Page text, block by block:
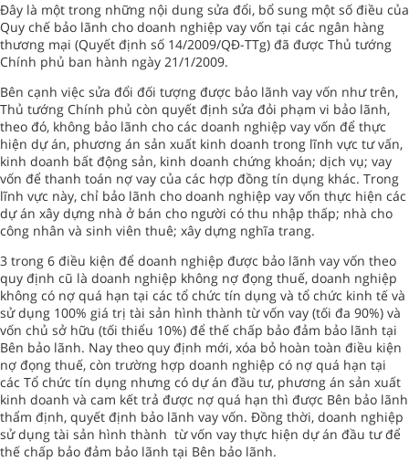
Đây là một trong những nội dung sửa đổi, bổ sung một số điều của
Quy chế bảo lãnh cho doanh nghiệp vay vốn tại các ngân hàng
thương mại (Quyết định số 14/2009/QĐ-TTg) đã được Thủ tướng
Chính phủ ban hành ngày 21/1/2009.
Bên cạnh việc sửa đổi đối tượng được bảo lãnh vay vốn như trên,
Thủ tướng Chính phủ còn quyết định sửa đỏi phạm vi bảo lãnh,
theo đó, không bảo lãnh cho các doanh nghiệp vay vốn để thực
hiện dự án, phương án sản xuất kinh doanh trong lĩnh vực tư vấn,
kinh doanh bất động sản, kinh doanh chứng khoán; dịch vụ; vay
vốn để thanh toán nợ vay của các hợp đồng tín dụng khác. Trong
lĩnh vực này, chỉ bảo lãnh cho doanh nghiệp vay vốn thực hiện các
dự án xây dựng nhà ở bán cho người có thu nhập thấp; nhà cho
công nhân và sinh viên thuê; xây dựng nghĩa trang.
3 trong 6 điều kiện để doanh nghiệp được bảo lãnh vay vốn theo
quy định cũ là doanh nghiệp không nợ đọng thuế, doanh nghiệp
không có nợ quá hạn tại các tổ chức tín dụng và tổ chức kinh tế và
sử dụng 100% giá trị tài sản hình thành từ vốn vay (tối đa 90%) và
vốn chủ sở hữu (tối thiểu 10%) để thế chấp bảo đảm bảo lãnh tại
Bên bảo lãnh. Nay theo quy định mới, xóa bỏ hoàn toàn điều kiện
nợ đọng thuế, còn trường hợp doanh nghiệp có nợ quá hạn tại
các Tổ chức tín dụng nhưng có dự án đầu tư, phương án sản xuất
kinh doanh và cam kết trả được nợ quá hạn thì được Bên bảo lãnh
thẩm định, quyết định bảo lãnh vay vốn. Đồng thời, doanh nghiệp
sử dụng tài sản hình thành từ vốn vay thực hiện dự án đầu tư để
thế chấp bảo đảm bảo lãnh tại Bên bảo lãnh.